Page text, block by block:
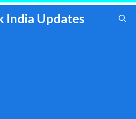
India Updates